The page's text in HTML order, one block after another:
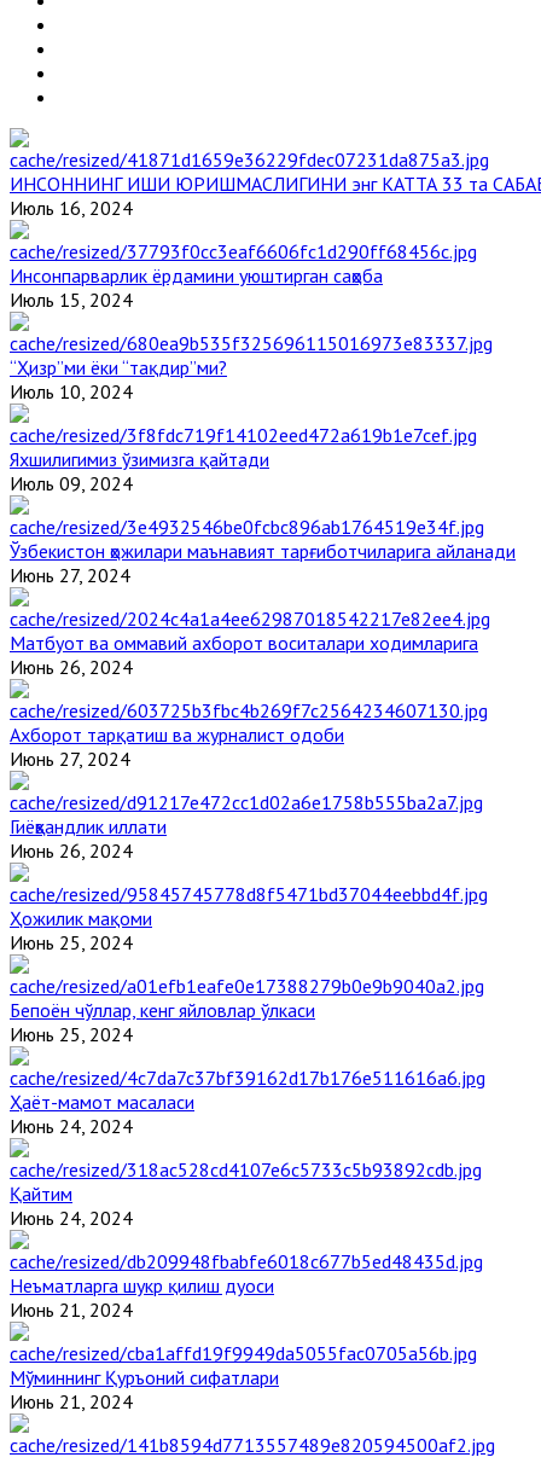
ИНСОННИНГ ИШИ ЮРИШМАСЛИГИНИ энг КАТТА 33 та
Июль 16, 2024
Инсонпарварлик ёрдамини уюштирган саҳоба
Июль 15, 2024
“Ҳизр”ми ёки “тақдир”ми?
Июль 10, 2024
Яхшилигимиз ўзимизга қайтади
Июль 09, 2024
Ўзбекистон ҳожилари маънавият тарғиботчиларига айланади
Июнь 27, 2024
Матбуот ва оммавий ахборот воситалари ходимларига
Июнь 26, 2024
Ахборот тарқатиш ва журналист одоби
Июнь 27, 2024
Гиёҳвандлик иллати
Июнь 26, 2024
Ҳожилик мақоми
Июнь 25, 2024
Бепоён чўллар, кенг яйловлар ўлкаси
Июнь 25, 2024
Ҳаёт-мамот масаласи
Июнь 24, 2024
Қайтим
Июнь 24, 2024
Неъматларга шукр қилиш дуоси
Июнь 21, 2024
Мўминнинг Қуръоний сифатлари
Июнь 21, 2024